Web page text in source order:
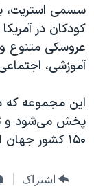
سسمی استریت،
کودکان در
عروسکی متنوع
آموزشی،
پخش می‌شود و
۱۵۰ کشور جهان این مجموعه را بازپخش کرده‌اند.
اشتراک